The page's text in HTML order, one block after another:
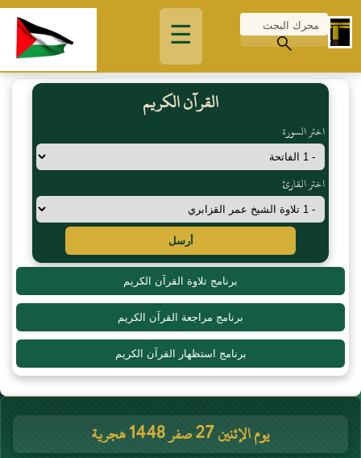
☰
القرآن الكريم
اختر السورة
اختر القارئ
أرسل
برنامج تلاوة القرآن الكريم
برنامج مراجعة القرآن الكريم
برنامج استظهار القرآن الكريم
يوم الإثنين 27 صفر 1448 هجرية